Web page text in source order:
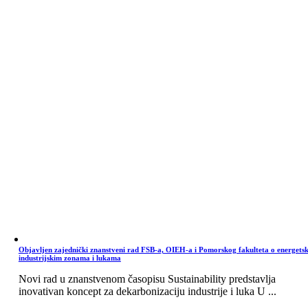
Objavljen zajednički znanstveni rad FSB-a, OIEH-a i Pomorskog fakulteta o
industrijskim zonama i lukama
Novi rad u znanstvenom časopisu Sustainability predstavlja
inovativan koncept za dekarbonizaciju industrije i luka U ...